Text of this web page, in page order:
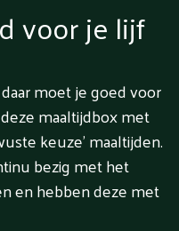
voor je lijf
moet je goed voor
maaltijdbox met
keuze' maaltijden.
bezig met het
en hebben deze met